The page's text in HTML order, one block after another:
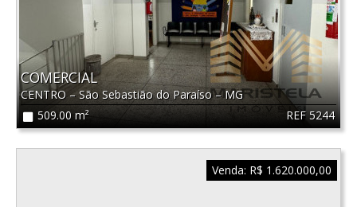
REF 5244
COMERCIAL
CENTRO – São Sebastião do Paraíso–MG
509.00 m²
Venda: R$ 1.620.000,00